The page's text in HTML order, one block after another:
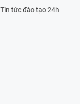
Tin tức đào tạo 24h